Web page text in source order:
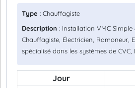
Type : Chauffagiste
Description : Installation VMC Simple
Chauffagiste, Électricien, Ramoneur,
spécialisé dans les systèmes de CVC,
Jour